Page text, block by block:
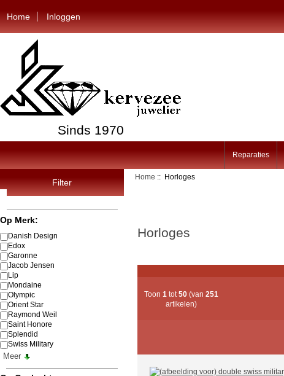
Home Inloggen
Sinds 1970
Reparaties
Filter
Op Merk:
Danish Design
Edox
Garonne
Jacob Jensen
Lip
Mondaine
Olympic
Orient Star
Raymond Weil
Saint Honore
Splendid
Swiss Military
Meer
Home :: Horloges
Horloges
Toon1 tot50 (van251
artikelen)